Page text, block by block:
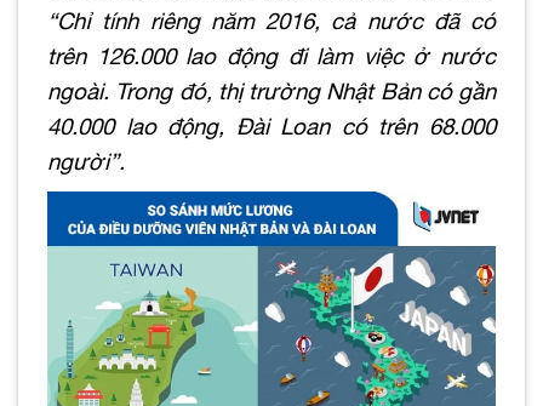
“Chỉ tính riêng năm 2016, cả nước đã có
trên 126.000 lao động đi làm việc ở nước
ngoài. Trong đó, thị trường Nhật Bản có gần
40.000 lao động, Đài Loan có trên 68.000
người”.